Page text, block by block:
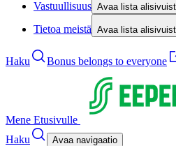
Vastuullisuus Avaa lista
Tietoa meistä Avaa lista
Haku Bonus belongs to everyone
Mene Etusivulle
Haku
Avaa navigaatio